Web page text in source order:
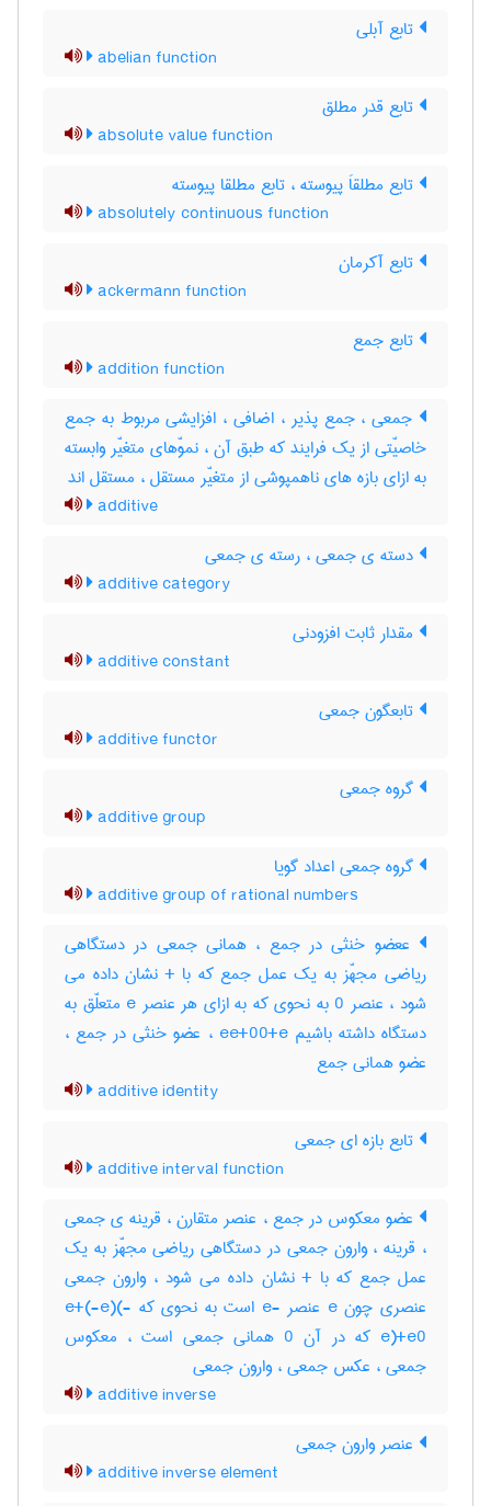
تابع آبلی
abelian function
تابع قدر مطلق
absolute value function
تابع مطلقاَ پیوسته ، تابع مطلقا پیوسته
absolutely continuous function
تابع آکرمان
ackermann function
تابع جمع
addition function
جمعی ، جمع پذیر ، اضافی ، افزایشی مربوط به جمع
خاصیّتی از یک فرایند که طبق آن ، نموّهای متغیّر وابسته
به ازای بازه های ناهمپوشی از متغیّر مستقل ، مستقل اند
additive
دسته ی جمعی ، رسته ی جمعی
additive category
مقدار ثابت افزودنی
additive constant
تابعگون جمعی
additive functor
گروه جمعی
additive group
گروه جمعی اعداد گویا
additive group of rational numbers
ععضو خنثی در جمع ، همانی جمعی در دستگاهی
ریاضی مجهّز به یک عمل جمع که با + نشان داده می
شود ، عنصر 0 به نحوی که به ازای هر عنصر e متعلّق به
دستگاه داشته باشیم ee+00+e ، عضو خنثی در جمع ،
عضو همانی جمع
additive identity
تابع بازه ای جمعی
additive interval function
عضو معکوس در جمع ، عنصر متقارن ، قرینه ی جمعی
، قرینه ، وارون جمعی در دستگاهی ریاضی مجهّز به یک
عمل جمع که با + نشان داده می شود ، وارون جمعی
عنصری چون e عنصر -e است به نحوی که e+(-e)(-
e)+e0 که در آن 0 همانی جمعی است ، معکوس
جمعی ، عکس جمعی ، وارون جمعی
additive inverse
عنصر وارون جمعی
additive inverse element